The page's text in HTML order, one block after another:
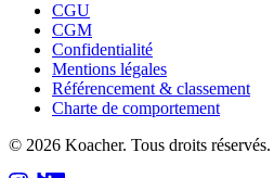
CGU
CGM
Confidentialité
Mentions légales
Référencement & classement
Charte de comportement
© 2026 Koacher. Tous droits réservés.